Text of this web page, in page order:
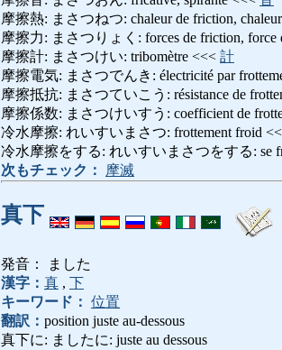
摩擦熱: まさつねつ: chaleur de friction,
摩擦力: まさつりょく: forces de friction, force
摩擦計: まさつけい: tribomètre <<< 計
摩擦電気: まさつでんき: électricité par
摩擦抵抗: まさつていこう: résistance de
摩擦係数: まさつけいすう: coefficient de
冷水摩擦: れいすいまさつ: frottement froid
冷水摩擦をする: れいすいまさつをする: se
次もチェック：
摩滅
真下
発音： ました
漢字： 真 , 下
キーワード： 位置
翻訳： position juste au-dessous
真下に: ましたに: juste au dessous